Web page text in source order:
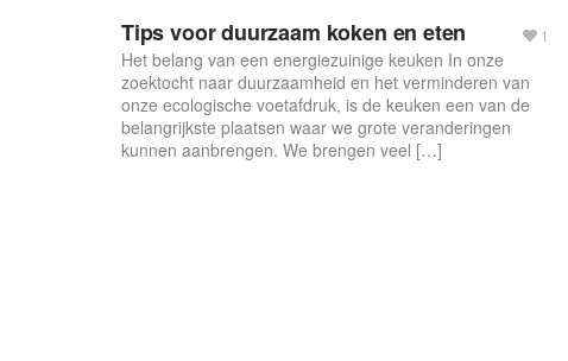
Tips voor duurzaam koken en eten
Het belang van een energiezuinige keuken In onze
zoektocht naar duurzaamheid en het verminderen van
onze ecologische voetafdruk, is de keuken een van de
belangrijkste plaatsen waar we grote veranderingen
kunnen aanbrengen. We brengen veel […]
1